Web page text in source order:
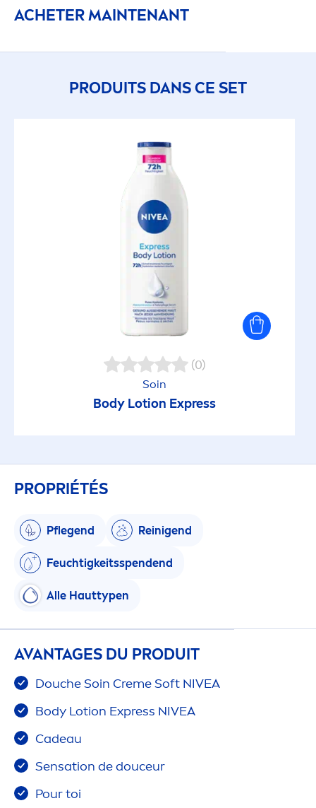
ACHETER MAINTENANT
PRODUITS DANS CE SET
(0)
Soin
Body Lotion Express
PROPRIÉTÉS
Pflegend Reinigend
Feuchtigkeitsspendend
Alle Hauttypen
AVANTAGES DU PRODUIT
Douche Soin CremeSoft NIVEA
Body Lotion Express NIVEA
Cadeau
Sensation de douceur
Pour toi